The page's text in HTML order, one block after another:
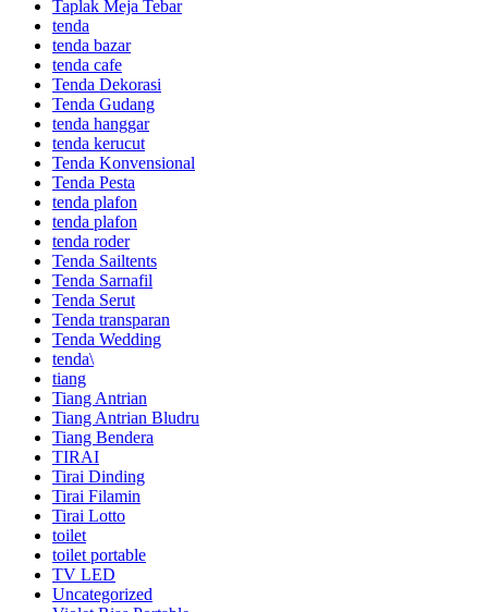
Taplak Meja Tebar
tenda
tenda bazar
tenda cafe
Tenda Dekorasi
Tenda Gudang
tenda hanggar
tenda kerucut
Tenda Konvensional
Tenda Pesta
tenda plafon
tenda plafon
tenda roder
Tenda Sailtents
Tenda Sarnafil
Tenda Serut
Tenda transparan
Tenda Wedding
tenda\
tiang
Tiang Antrian
Tiang Antrian Bludru
Tiang Bendera
TIRAI
Tirai Dinding
Tirai Filamin
Tirai Lotto
toilet
toilet portable
TV LED
Uncategorized